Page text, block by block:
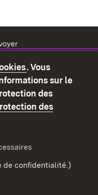
sur
un lien brisé
. Vous
sur le
des
des
de confidentialité.)